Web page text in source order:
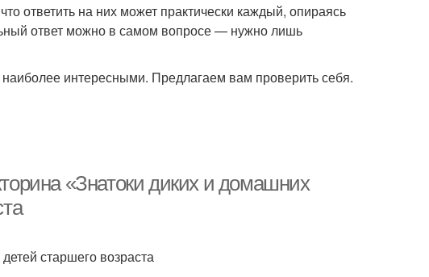
ответить на них может практически каждый, опираясь
ответ можно в самом вопросе — нужно лишь
интересными. Предлагаем вам проверить себя.
«Знатоки диких и домашних
старшего возраста